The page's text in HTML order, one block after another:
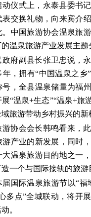
动仪式上，永泰县委书
交换礼物，向来宾介
中国旅游协会温泉旅
温泉旅游产业发展主题
政府副县长张卫忠说，
年，拥有“中国温泉之乡
，全县温泉储量为福
“温泉+生态”“温泉+旅
旅游带动乡村振兴的新
游协会会长韩鸣看来，
产业的新发展，同时
大温泉旅游目的地之一
一个与国际接轨的旅游
国际温泉旅游节以“福
多点”全城联动，将开
。